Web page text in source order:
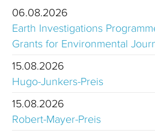
06.08.2026
Earth Investigations
Grants for Environmental
15.08.2026
Hugo-Junkers-Preis
15.08.2026
Robert-Mayer-Preis